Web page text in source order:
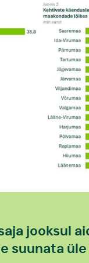
jooksul
suunata üle